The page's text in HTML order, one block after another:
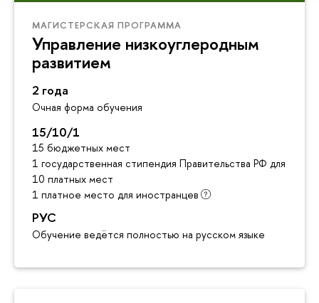
МАГИСТЕРСКАЯ ПРОГРАММА
Управление низкоуглеродным
развитием
2 года
Очная форма обучения
15/10/1
15 бюджетных мест
1 государственная стипендия Правительства РФ для
10 платных мест
1 платное место для иностранцев
РУС
Обучение ведётся полностью на русском языке